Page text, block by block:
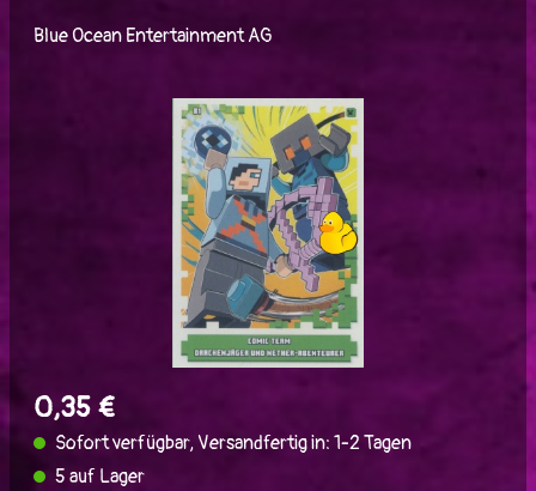
Blue Ocean Entertainment AG
Bildergalerie überspringen
0,35 €
Sofort verfügbar, Versandfertig in: 1-2 Tagen
5 auf Lager